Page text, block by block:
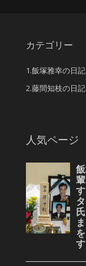
カテゴリー
1.飯塚雅幸の日記
2.藤間知枝の日記
人気ページ